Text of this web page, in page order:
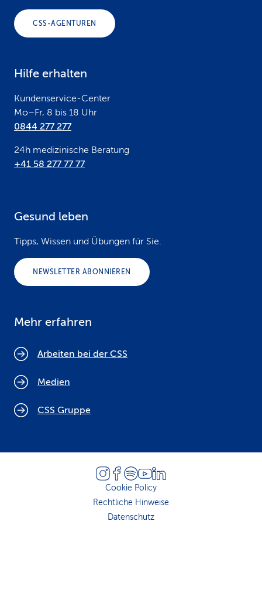
CSS-AGENTUREN
Hilfe erhalten
Kundenservice-Center
Mo–Fr, 8 bis 18 Uhr
0844 277 277
24h medizinische Beratung
+41 58 277 77 77
Gesund leben
Tipps, Wissen und Übungen für Sie.
NEWSLETTER ABONNIEREN
Mehr erfahren
Arbeiten bei der CSS
Medien
CSS Gruppe
Cookie Policy
Rechtliche Hinweise
Datenschutz